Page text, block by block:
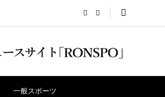
一般スポーツ